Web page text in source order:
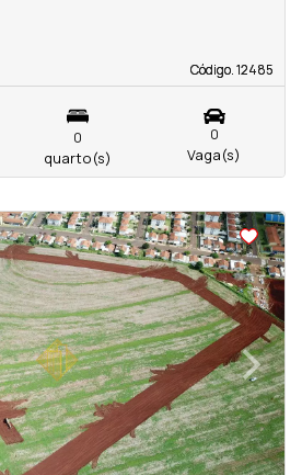
Código. 12485
Código. 12485
0
quarto(s)
0
Vaga(s)
›
Next